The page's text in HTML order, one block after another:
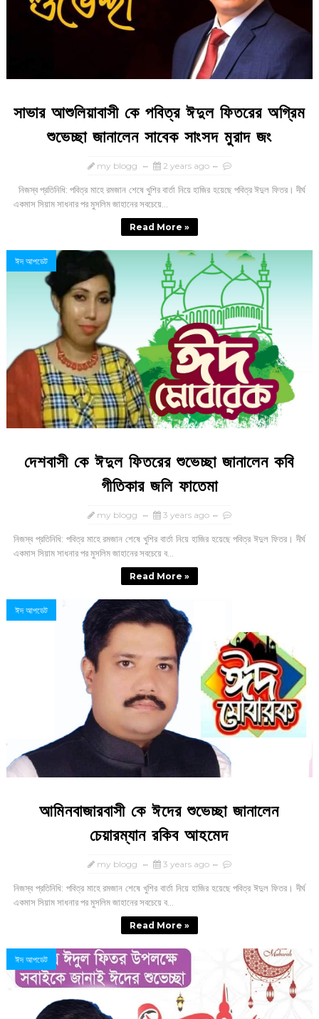
সাভার আশুলিয়াবাসী কে পবিত্র ঈদুল ফিতরের অগ্রিম
শুভেচ্ছা জানালেন সাবেক সাংসদ মুরাদ জং
my blogg 2 years ago
নিজস্ব প্রতিনিধি: পবিত্র মাহে রমজান শেষে খুশির বার্তা নিয়ে হাজির হয়েছে পবিত্র ঈদুল ফিতর। দীর্ঘ
একমাস সিয়াম সাধনার পর মুসলিম জাহানের সবচেয়ে...
Read More »
ঈদ আপডেট
দেশবাসী কে ঈদুল ফিতরের শুভেচ্ছা জানালেন কবি
গীতিকার জলি ফাতেমা
my blogg 3 years ago
নিজস্ব প্রতিনিধি: পবিত্র মাহে রমজান শেষে খুশির বার্তা নিয়ে হাজির হয়েছে পবিত্র ঈদুল ফিতর। দীর্ঘ
একমাস সিয়াম সাধনার পর মুসলিম জাহানের সবচেয়ে ব...
Read More »
ঈদ আপডেট
আমিনবাজারবাসী কে ঈদের শুভেচ্ছা জানালেন
চেয়ারম্যান রকিব আহমেদ
my blogg 3 years ago
নিজস্ব প্রতিনিধি: পবিত্র মাহে রমজান শেষে খুশির বার্তা নিয়ে হাজির হয়েছে পবিত্র ঈদুল ফিতর। দীর্ঘ
একমাস সিয়াম সাধনার পর মুসলিম জাহানের সবচেয়ে ব...
Read More »
ঈদ আপডেট